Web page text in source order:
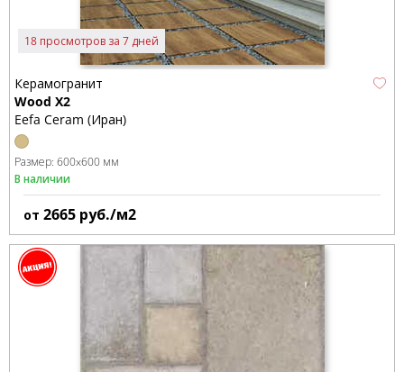
18 просмотров за 7 дней
Керамогранит
Wood X2
Eefa Ceram (Иран)
Размер: 600x600 мм
В наличии
от 2665 руб./м2